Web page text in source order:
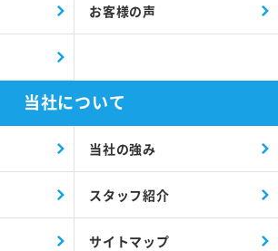
お客様の声
当社について
当社の強み
スタッフ紹介
サイトマップ